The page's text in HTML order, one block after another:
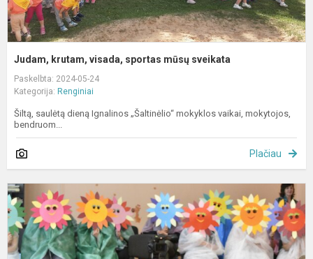
Judam, krutam, visada, sportas mūsų sveikata
Paskelbta: 2024-05-24
Kategorija: Renginiai
Šiltą, saulėtą dieną Ignalinos „Šaltinėlio“ mokyklos vaikai, mokytojos,
bendruom...
Plačiau